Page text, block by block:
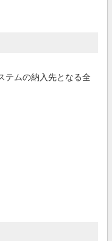
テムの納入先となる全